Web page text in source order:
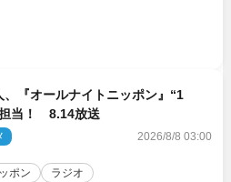
、『オールナイトニッポン』“1
当！ 8.14放送
2026/8/8 03:00
ポン ラジオ